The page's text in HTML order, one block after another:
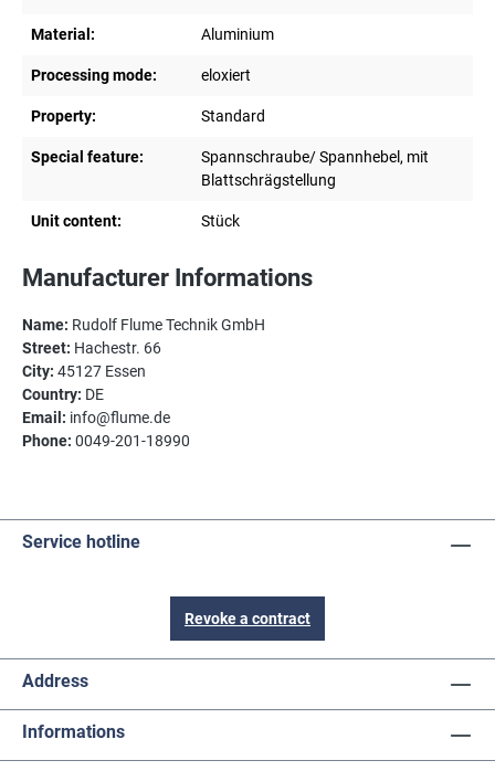
Material: Aluminium
Processing mode: eloxiert
Property: Standard
Special feature:
Spannschraube/ Spannhebel, mit
Blattschrägstellung
Unit content: Stück
Manufacturer Informations
Name: Rudolf Flume Technik GmbH
Street: Hachestr. 66
City: 45127 Essen
Country: DE
Email: info@flume.de
Phone: 0049-201-18990
Service hotline
Revoke a contract
Address
Informations